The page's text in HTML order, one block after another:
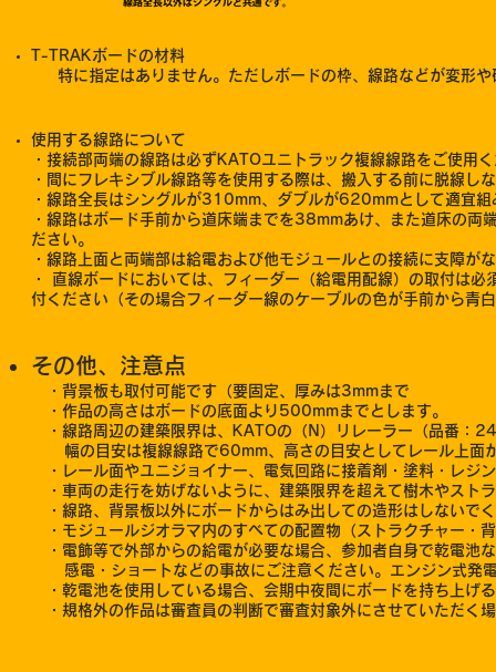
T-TRAKボードの材料
特に指定はありません。ただしボードの枠、線路などが変形や
使用する線路について
・接続部両端の線路は必ずKATOユニトラック複線線路をご使用
・間にフレキシブル線路等を使用する際は、搬入する前に脱線し
・線路全長はシングルが310mm、ダブルが620mmとして適宜組
・線路はボード手前から道床端までを38mmあけ、また道床の
ださい。
・線路上面と両端部は給電および他モジュールとの接続に支障が
・ 直線ボードにおいては、フィーダー（給電用配線）の取付は
付ください（その場合フィーダー線のケーブルの色が手前から青
その他、注意点
・背景板も取付可能です（要固定、厚みは3mmまで
・作品の高さはボードの底面より500mmまでとします。
・線路周辺の建築限界は、KATOの（N）リレーラー（品番：
幅の目安は複線線路で60mm、高さの目安としてレール上面
・レール面やユニジョイナー、電気回路に接着剤・塗料・レジ
・車両の走行を妨げないように、建築限界を超えて樹木やスト
・線路、背景板以外にボードからはみ出しての造形はしないで
・モジュールジオラマ内のすべての配置物（ストラクチャー・
・電飾等で外部からの給電が必要な場合、参加者自身で乾電池
感電・ショートなどの事故にご注意ください。エンジン式発
・乾電池を使用している場合、会期中夜間にボードを持ち上げ
・規格外の作品は審査員の判断で審査対象外にさせていただく